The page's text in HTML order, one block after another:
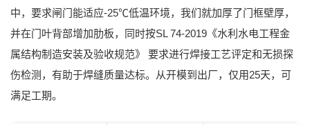
中，要求闸门能适应-25℃低温环境，我们就加厚了门框壁厚，
并在门叶背部增加肋板，同时按SL 74-2019《水利水电工程金
属结构制造安装及验收规范》
要求进行焊接工艺评定和无损探
伤检测，有助于焊缝质量达标。从开模到出厂，仅用25天，可
满足工期。